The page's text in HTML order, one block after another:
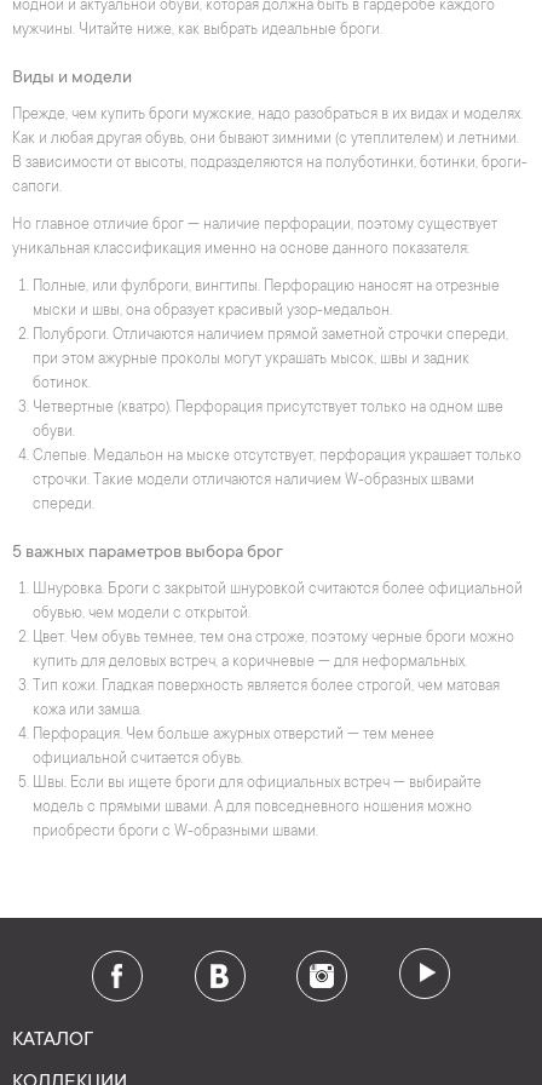
модной и актуальной обуви, которая должна быть в гардеробе каждого
мужчины. Читайте ниже, как выбрать идеальные броги.
Виды и модели
Прежде, чем купить броги мужские, надо разобраться в их видах и моделях.
Как и любая другая обувь, они бывают зимними (с утеплителем) и летними.
В зависимости от высоты, подразделяются на полуботинки, ботинки, броги-
сапоги.
Но главное отличие брог — наличие перфорации, поэтому существует
уникальная классификация именно на основе данного показателя:
Полные, или фулброги, вингтипы. Перфорацию наносят на отрезные
мыски и швы, она образует красивый узор-медальон.
Полуброги. Отличаются наличием прямой заметной строчки спереди,
при этом ажурные проколы могут украшать мысок, швы и задник
ботинок.
Четвертные (кватро). Перфорация присутствует только на одном шве
обуви.
Слепые. Медальон на мыске отсутствует, перфорация украшает только
строчки. Такие модели отличаются наличием W-образных швами
спереди.
5 важных параметров выбора брог
Шнуровка. Броги с закрытой шнуровкой считаются более официальной
обувью, чем модели с открытой.
Цвет. Чем обувь темнее, тем она строже, поэтому черные броги можно
купить для деловых встреч, а коричневые — для неформальных.
Тип кожи. Гладкая поверхность является более строгой, чем матовая
кожа или замша.
Перфорация. Чем больше ажурных отверстий — тем менее
официальной считается обувь.
Швы. Если вы ищете броги для официальных встреч — выбирайте
модель с прямыми швами. А для повседневного ношения можно
приобрести броги с W-образными швами.
КАТАЛОГ